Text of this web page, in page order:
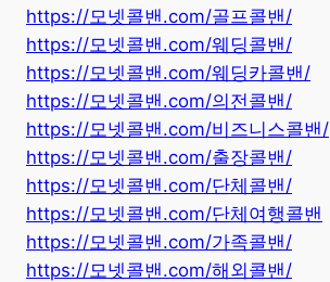
https://모넷콜밴.com/골프콜밴/
https://모넷콜밴.com/웨딩콜밴/
https://모넷콜밴.com/웨딩카콜밴/
https://모넷콜밴.com/의전콜밴/
https://모넷콜밴.com/비즈니스콜밴/
https://모넷콜밴.com/출장콜밴/
https://모넷콜밴.com/단체콜밴/
https://모넷콜밴.com/단체여행콜밴
https://모넷콜밴.com/가족콜밴/
https://모넷콜밴.com/해외콜밴/